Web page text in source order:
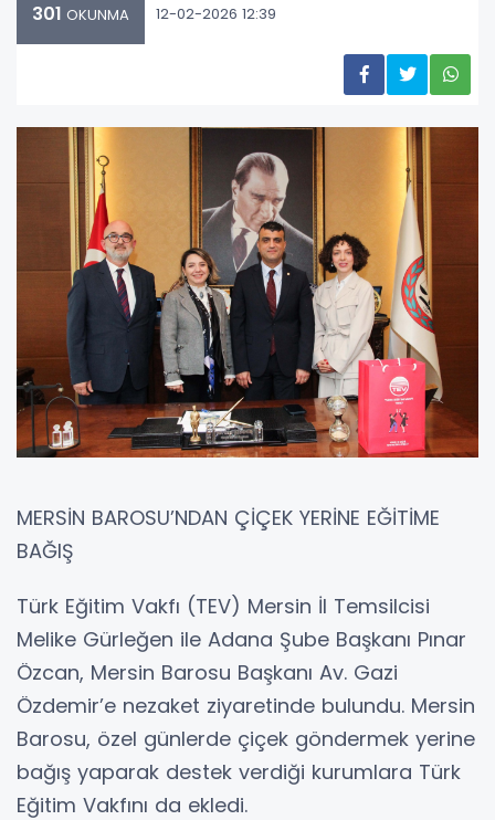
301 OKUNMA 12-02-2026 12:39
MERSİN BAROSU’NDAN ÇİÇEK YERİNE EĞİTİME
BAĞIŞ
Türk Eğitim Vakfı (TEV) Mersin İl Temsilcisi
Melike Gürleğen ile Adana Şube Başkanı Pınar
Özcan, Mersin Barosu Başkanı Av. Gazi
Özdemir’e nezaket ziyaretinde bulundu. Mersin
Barosu, özel günlerde çiçek göndermek yerine
bağış yaparak destek verdiği kurumlara Türk
Eğitim Vakfını da ekledi.